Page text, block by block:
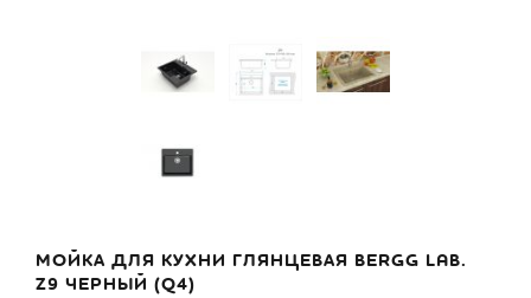
МОЙКА ДЛЯ КУХНИ ГЛЯНЦЕВАЯ BERGG LAB.
Z9 ЧЕРНЫЙ (Q4)